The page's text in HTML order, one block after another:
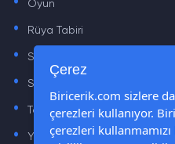
Oyun
. Rüya Tabiri
. Sinema
. Sözler
. Teknoloji Haberleri
. Yazılım Haberleri
Çerez
Biricerik.com sizlere
çerezleri kullanıyor.
çerezleri kullanmamızı